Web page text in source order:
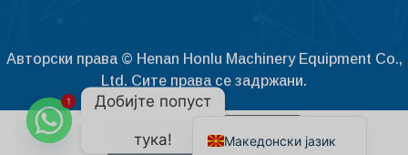
Авторски права © Henan Honlu Machinery Equipment Co.,
Ltd. Сите права се задржани.
Контактирајте сегаМакедонски јазик
English
Español
Français
1 Добијте попуст
тука!